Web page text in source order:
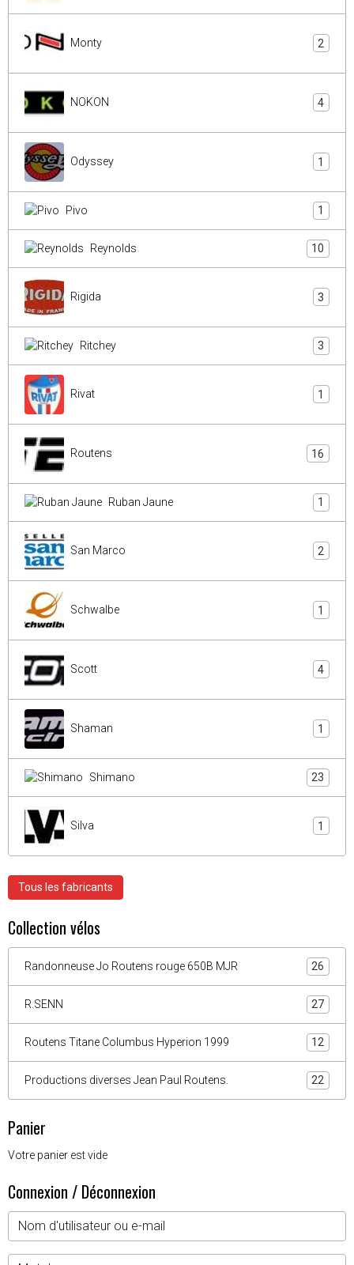
Monty 2
NOKON 4
Odyssey 1
Pivo 1
Reynolds 10
Rigida 3
Ritchey 3
Rivat 1
Routens 16
Ruban Jaune 1
San Marco 2
Schwalbe 1
Scott 4
Shaman 1
Shimano 23
Silva 1
Tous les fabricants
Collection vélos
Randonneuse Jo Routens rouge 650B MJR 26
R.SENN 27
Routens Titane Columbus Hyperion 1999 12
Productions diverses Jean Paul Routens. 22
Panier
Votre panier est vide
Connexion / Déconnexion